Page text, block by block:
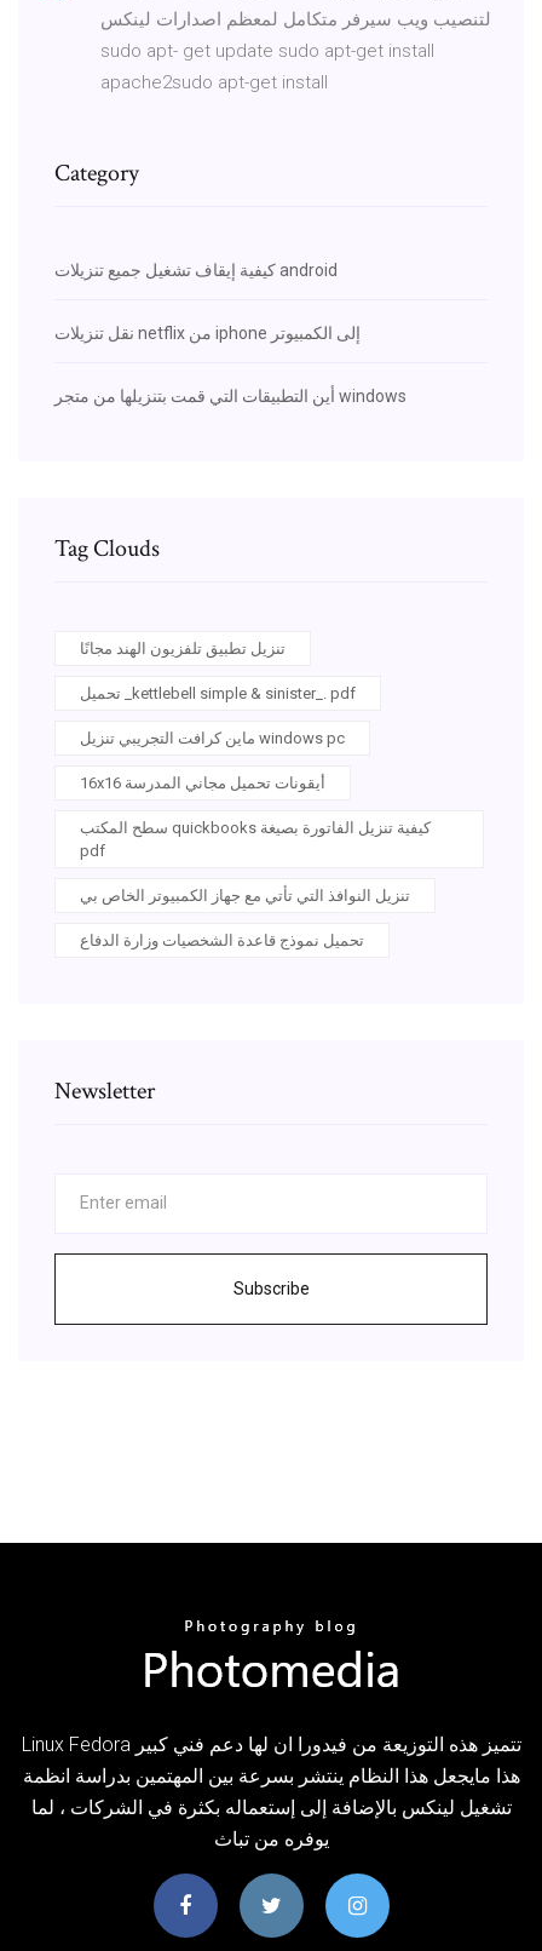
لتنصيب ويب سيرفر متكامل لمعظم اصدارات لينكس
sudo apt- get update sudo apt-get install
apache2sudo apt-get install
Category
كيفية إيقاف تشغيل جميع تنزيلات android
نقل تنزيلات netflix من iphone إلى الكمبيوتر
أين التطبيقات التي قمت بتنزيلها من متجر windows
Tag Clouds
تنزيل تطبيق تلفزيون الهند مجانًا
تحميل _kettlebell simple & sinister_. pdf
ماين كرافت التجريبي تنزيل windows pc
16x16 أيقونات تحميل مجاني المدرسة
سطح المكتب quickbooks كيفية تنزيل الفاتورة بصيغة
pdf
تنزيل النوافذ التي تأتي مع جهاز الكمبيوتر الخاص بي
تحميل نموذج قاعدة الشخصيات وزارة الدفاع
Newsletter
Subscribe
Linux Fedora تتميز هذه التوزيعة من فيدورا ان لها دعم فني كبير
هذا مايجعل هذا النظام ينتشر بسرعة بين المهتمين بدراسة انظمة
تشغيل لينكس بالإضافة إلى إستعماله بكثرة في الشركات ، لما
يوفره من تباث